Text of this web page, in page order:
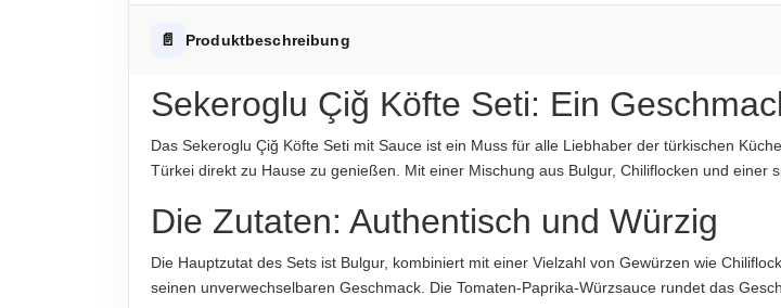
-davon gesättigte Fettsäuren
Eiweiß
Hinweis zur Haftung: Für die vorstehenden Angaben wird keine Haftung übernommen. Bitte prüfen Sie die Angaben
Hinweis zur Haftung: Für die vorstehenden Angaben wird keine Haftung übernommen. Bitte prüfen Sie die Angaben auf
ALLERGENHINWEISE
AUFBEWAHRUNGSHINWEIS
HERKUNFTSLAND
Für die vorstehenden Angaben wird keine Haftung übernommen...
📄 Produktbeschreibung
Sekeroglu Çiğ Köfte Seti: Ein
Das Sekeroglu Çiğ Köfte Seti mit Sauce ist ein Muss für alle Liebhaber der türkischen
Türkei direkt zu Hause zu genießen. Mit einer Mischung aus Bulgur, Chiliflocken und einer
Die Zutaten: Authentisch und Würzig
Die Hauptzutat des Sets ist Bulgur, kombiniert mit einer Vielzahl von Gewürzen wie
seinen unverwechselbaren Geschmack. Die Tomaten-Paprika-Würzsauce rundet das